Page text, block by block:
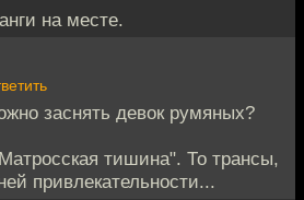
на месте.
заснять девок румяных?
тишина". То трансы,
привлекательности...